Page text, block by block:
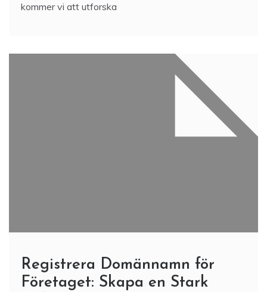
kommer vi att utforska
Registrera Domännamn för
Företaget: Skapa en Stark